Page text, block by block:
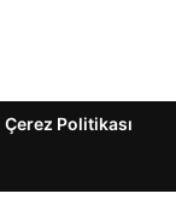
Çerez Politikası